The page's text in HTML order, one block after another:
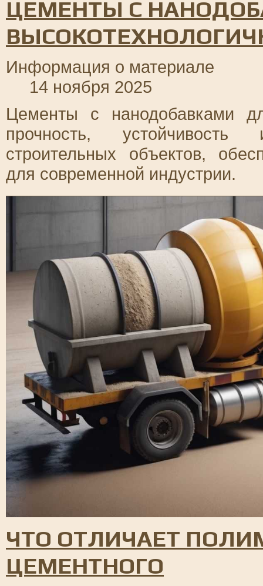
ЦЕМЕНТЫ С
Информация о материале
14 ноября 2025
Цементы с нанодобавками
прочность,
строительных объектов,
для современной индустрии.
ЧТО ОТЛИЧАЕТ
ЦЕМЕНТНОГО